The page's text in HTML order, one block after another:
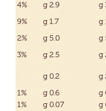
g 2.9
4%
g 1.7
9%
g 5.0
2%
g 2.5
3%
g 0.2
g 0.6
1%
g 0.07
1%